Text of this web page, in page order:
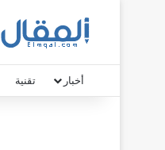
أخبار تقنية